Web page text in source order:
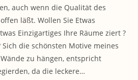
auch wenn die Qualität des
läßt. Wollen Sie Etwas
Einzigartiges Ihre Räume ziert ?
die schönsten Motive meines
zu hängen, entspricht
da die leckere…